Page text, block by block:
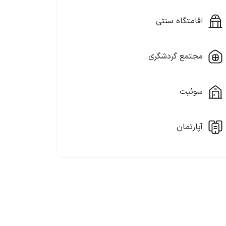
اقامتگاه سنتی
مجتمع گردشگری
سوئیت
آپارتمان